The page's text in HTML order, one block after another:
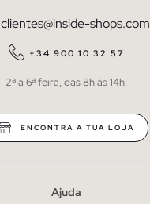
clientes@inside-shops.com
+34 900 10 32 57
2ª a 6ª feira, das 8h às 14h.
ENCONTRA A TUA LOJA
Ajuda